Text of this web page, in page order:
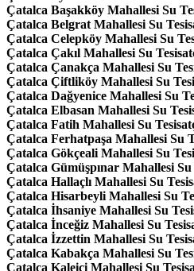
Çatalca Başakköy Mahallesi Su
Çatalca Belgrat Mahallesi Su
Çatalca Celepköy Mahallesi Su
Çatalca Çakıl Mahallesi Su
Çatalca Çanakça Mahallesi Su
Çatalca Çiftliköy Mahallesi Su
Çatalca Dağyenice Mahallesi Su
Çatalca Elbasan Mahallesi Su
Çatalca Fatih Mahallesi Su
Çatalca Ferhatpaşa Mahallesi Su
Çatalca Gökçeali Mahallesi Su
Çatalca Gümüşpınar Mahallesi Su
Çatalca Hallaçlı Mahallesi Su
Çatalca Hisarbeyli Mahallesi Su
Çatalca İhsaniye Mahallesi Su
Çatalca İnceğiz Mahallesi Su
Çatalca İzzettin Mahallesi Su
Çatalca Kabakça Mahallesi Su
Çatalca Kaleiçi Mahallesi Su